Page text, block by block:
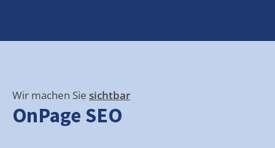
Wir machen Sie sichtbar
OnPage SEO